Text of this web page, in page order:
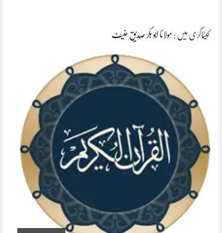
کیٹاگری میں : مولانا ابو بکر صدیق حنیف